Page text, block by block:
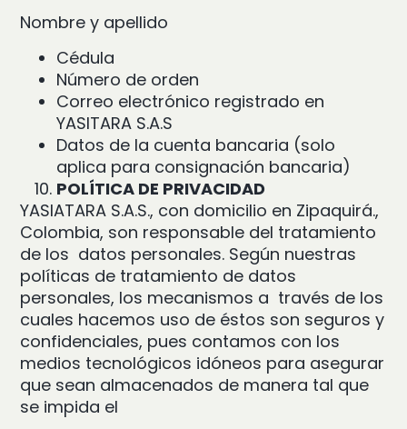
Nombre y apellido
Cédula
Número de orden
Correo electrónico registrado en
YASITARA S.A.S
Datos de la cuenta bancaria (solo
aplica para consignación bancaria)
POLÍTICA DE PRIVACIDAD
YASIATARA S.A.S., con domicilio en Zipaquirá.,
Colombia, son responsable del tratamiento
de los datos personales. Según nuestras
políticas de tratamiento de datos
personales, los mecanismos a través de los
cuales hacemos uso de éstos son seguros y
confidenciales, pues contamos con los
medios tecnológicos idóneos para asegurar
que sean almacenados de manera tal que
se impida el